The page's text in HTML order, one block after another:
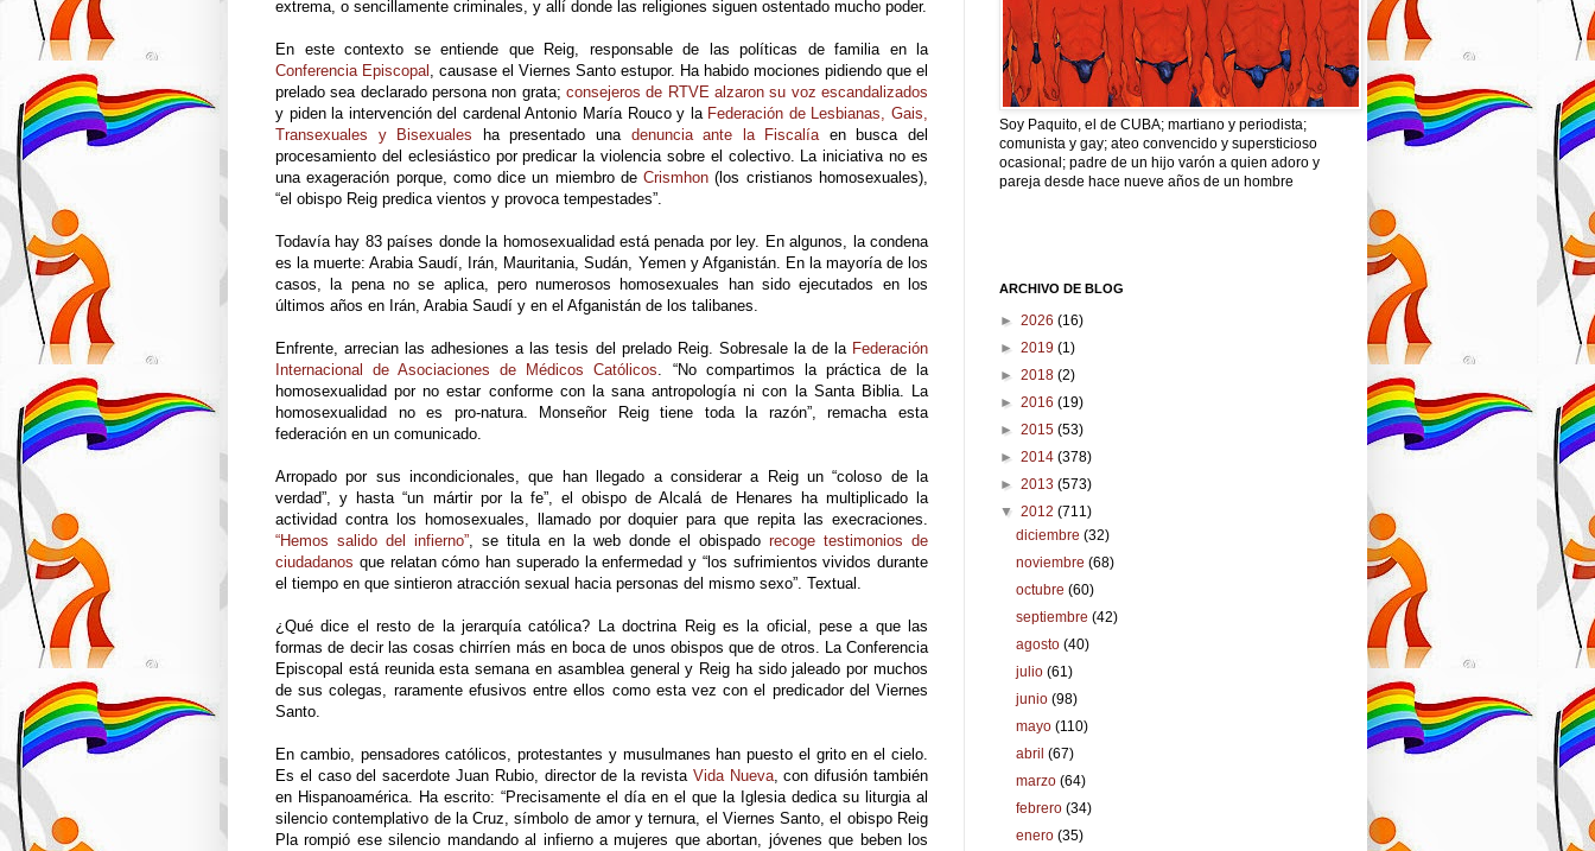
extrema, o sencillamente criminales, y allí donde las religiones siguen ostentado mucho poder.
En este contexto se entiende que Reig, responsable de las políticas de familia en la
Conferencia Episcopal , causase el Viernes Santo estupor. Ha habido mociones pidiendo que el
prelado sea declarado persona non grata; consejeros de RTVE alzaron su voz escandalizados
y piden la intervención del cardenal Antonio María Rouco y la Federación de Lesbianas, Gais,
Transexuales y Bisexuales ha presentado una denuncia ante la Fiscalíaen busca del
procesamiento del eclesiástico por predicar la violencia sobre el colectivo. La iniciativa no es
una exageración porque, como dice un miembro deCrismhon (los cristianos homosexuales),
“el obispo Reig predica vientos y provoca tempestades”.
Todavía hay 83 países donde la homosexualidad está penada por ley. En algunos, la condena
es la muerte: Arabia Saudí, Irán, Mauritania, Sudán, Yemen y Afganistán. En la mayoría de los
casos, la pena no se aplica, pero numerosos homosexuales han sido ejecutados en los
últimos años en Irán, Arabia Saudí y en el Afganistán de los talibanes.
Enfrente, arrecian las adhesiones a las tesis del prelado Reig. Sobresale la de la Federación
Internacional de Asociaciones de Médicos Católicos. “No compartimos la práctica de la
homosexualidad por no estar conforme con la sana antropología ni con la Santa Biblia. La
homosexualidad no es pro-natura. Monseñor Reig tiene toda la razón”, remacha esta
federación en un comunicado.
Arropado por sus incondicionales, que han llegado a considerar a Reig un “coloso de la
verdad”, y hasta “un mártir por la fe”, el obispo de Alcalá de Henares ha multiplicado la
actividad contra los homosexuales, llamado por doquier para que repita las execraciones.
“Hemos salido del infierno”, se titula en la web donde el obispado recoge testimonios de
ciudadanos que relatan cómo han superado la enfermedad y “los sufrimientos vividos durante
el tiempo en que sintieron atracción sexual hacia personas del mismo sexo”. Textual.
¿Qué dice el resto de la jerarquía católica? La doctrina Reig es la oficial, pese a que las
formas de decir las cosas chirríen más en boca de unos obispos que de otros. La Conferencia
Episcopal está reunida esta semana en asamblea general y Reig ha sido jaleado por muchos
de sus colegas, raramente efusivos entre ellos como esta vez con el predicador del Viernes
Santo.
En cambio, pensadores católicos, protestantes y musulmanes han puesto el grito en el cielo.
Es el caso del sacerdote Juan Rubio, director de la revista Vida Nueva, con difusión también
en Hispanoamérica. Ha escrito: “Precisamente el día en el que la Iglesia dedica su liturgia al
silencio contemplativo de la Cruz, símbolo de amor y ternura, el Viernes Santo, el obispo Reig
Pla rompió ese silencio mandando al infierno a mujeres que abortan, jóvenes que beben los
Soy Paquito, el de CUBA; martiano y periodista;
comunista y gay; ateo convencido y supersticioso
ocasional; padre de un hijo varón a quien adoro y
pareja desde hace nueve años de un hombre
ARCHIVO DE BLOG
► 2026 (16)
► 2019 (1)
► 2018 (2)
► 2016 (19)
► 2015 (53)
► 2014 (378)
► 2013 (573)
▼ 2012 (711)
diciembre(32)
noviembre(68)
octubre(60)
septiembre(42)
agosto(40)
julio(61)
junio(98)
mayo(110)
abril(67)
marzo(64)
febrero(34)
enero(35)